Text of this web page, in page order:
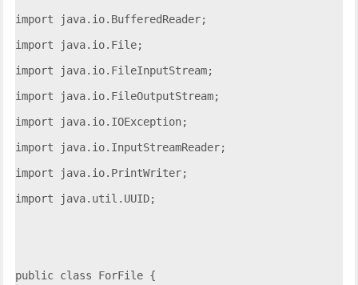
import java.io.BufferedReader;
import java.io.File;
import java.io.FileInputStream;
import java.io.FileOutputStream;
import java.io.IOException;
import java.io.InputStreamReader;
import java.io.PrintWriter;
import java.util.UUID;
public class ForFile {